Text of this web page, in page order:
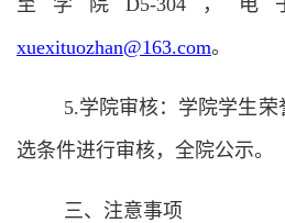
至学院D5-304，
xuexituozhan@163.com。
5.学院审核：学院学生
选条件进行审核，全院公示。
三、注意事项